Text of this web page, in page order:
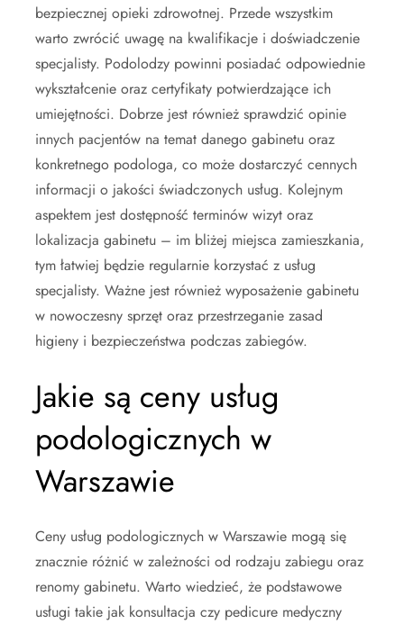
bezpiecznej opieki zdrowotnej. Przede wszystkim
warto zwrócić uwagę na kwalifikacje i doświadczenie
specjalisty. Podolodzy powinni posiadać odpowiednie
wykształcenie oraz certyfikaty potwierdzające ich
umiejętności. Dobrze jest również sprawdzić opinie
innych pacjentów na temat danego gabinetu oraz
konkretnego podologa, co może dostarczyć cennych
informacji o jakości świadczonych usług. Kolejnym
aspektem jest dostępność terminów wizyt oraz
lokalizacja gabinetu – im bliżej miejsca zamieszkania,
tym łatwiej będzie regularnie korzystać z usług
specjalisty. Ważne jest również wyposażenie gabinetu
w nowoczesny sprzęt oraz przestrzeganie zasad
higieny i bezpieczeństwa podczas zabiegów.
Jakie są ceny usług
podologicznych w
Warszawie
Ceny usług podologicznych w Warszawie mogą się
znacznie różnić w zależności od rodzaju zabiegu oraz
renomy gabinetu. Warto wiedzieć, że podstawowe
usługi takie jak konsultacja czy pedicure medyczny